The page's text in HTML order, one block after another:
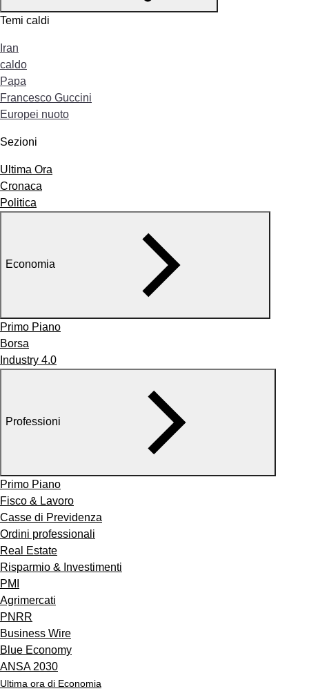
Temi caldi
Iran
caldo
Papa
Francesco Guccini
Europei nuoto
Sezioni
Ultima Ora
Cronaca
Politica
Economia
Primo Piano
Borsa
Industry 4.0
Professioni
Primo Piano
Fisco & Lavoro
Casse di Previdenza
Ordini professionali
Real Estate
Risparmio & Investimenti
PMI
Agrimercati
PNRR
Business Wire
Blue Economy
ANSA 2030
Ultima ora di Economia